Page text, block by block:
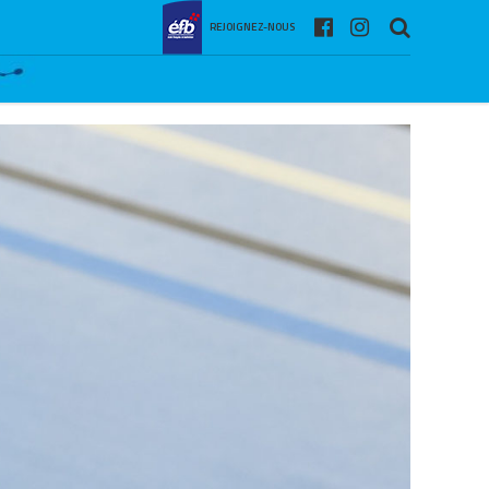
REJOIGNEZ-NOUS